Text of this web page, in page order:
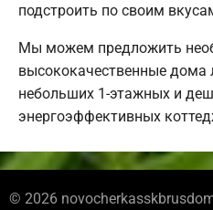
подстроить по своим
Мы можем предложить
высококачественные
небольших 1-этажных и
энергоэффективных
© 2026